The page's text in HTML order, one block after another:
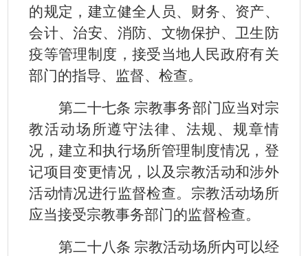
的规定，建立健全人员、财务、资产、
会计、治安、消防、文物保护、卫生防
疫等管理制度，接受当地人民政府有关
部门的指导、监督、检查。
第二十七条 宗教事务部门应当对宗
教活动场所遵守法律、法规、规章情
况，建立和执行场所管理制度情况，登
记项目变更情况，以及宗教活动和涉外
活动情况进行监督检查。宗教活动场所
应当接受宗教事务部门的监督检查。
第二十八条 宗教活动场所内可以经